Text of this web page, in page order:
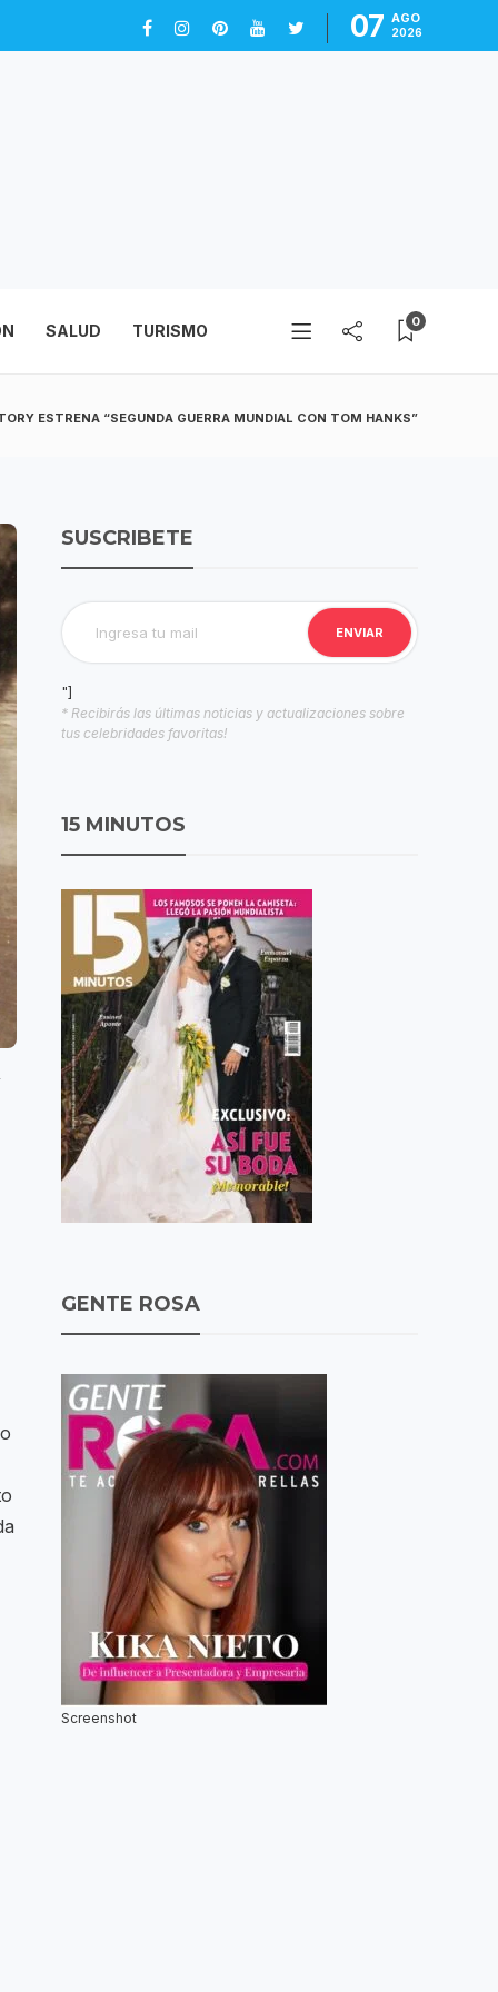
07 AGO
2026
SALUD TURISMO 0
ESTRENA “SEGUNDA GUERRA MUNDIAL CON TOM HANKS”
SUSCRIBETE
"]
* Recibirás las últimas noticias y actualizaciones sobre
tus celebridades favoritas!
15 MINUTOS
GENTE ROSA
Screenshot